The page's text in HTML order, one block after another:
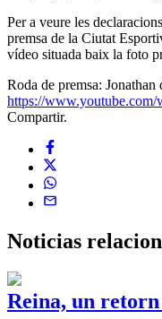
Per a veure les
premsa de la Ciutat
vídeo situada baix la foto
Roda de premsa: Jonathan
https://www.youtube.com/
Compartir.
Noticias
Reina, un